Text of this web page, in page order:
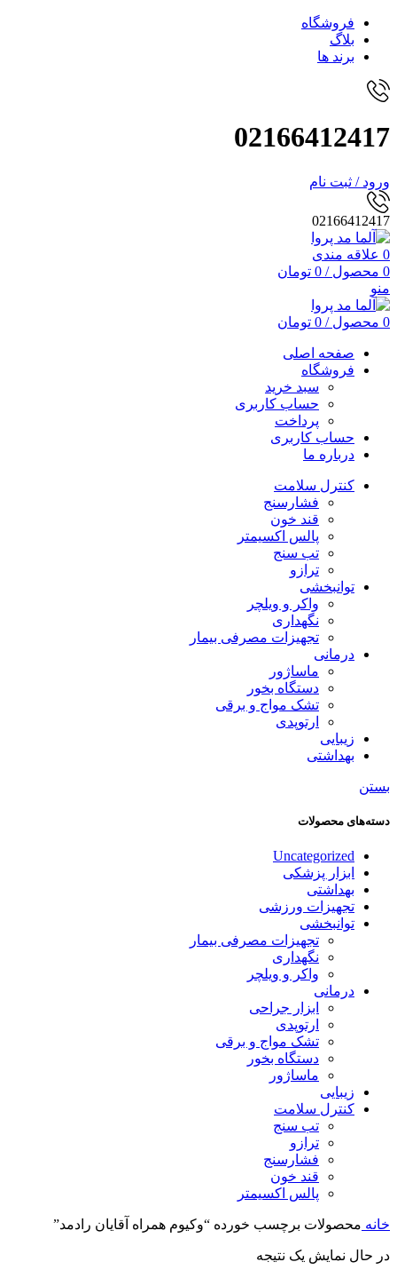
فروشگاه
بلاگ
برند ها
02166412417
ورود / ثبت نام
02166412417
0 علاقه مندی
0 محصول /
0 تومان
منو
0 محصول /
0 تومان
صفحه اصلی
فروشگاه
سبد خرید
حساب کاربری
پرداخت
حساب کاربری
درباره ما
کنترل سلامت
فشارسنج
قند خون
پالس اکسیمتر
تب سنج
ترازو
توانبخشی
واکر و ویلچر
نگهداری
تجهیزات مصرفی بیمار
درمانی
ماساژور
دستگاه بخور
تشک مواج و برقی
ارتوپدی
زیبایی
بهداشتی
بستن
دسته‌های محصولات
Uncategorized
ابزار پزشکی
بهداشتی
تجهیزات ورزشی
توانبخشی
تجهیزات مصرفی بیمار
نگهداری
واکر و ویلچر
درمانی
ابزار جراحی
ارتوپدی
تشک مواج و برقی
دستگاه بخور
ماساژور
زیبایی
کنترل سلامت
تب سنج
ترازو
فشارسنج
قند خون
پالس اکسیمتر
خانه محصولات برچسب خورده “وکیوم همراه آقایان رادمد”
در حال نمایش یک نتیجه